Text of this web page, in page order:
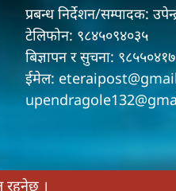
प्रबन्ध निर्देशन/सम्पादक:
टेलिफोन: ९८४५०९४०३५
बिज्ञापन र सुचना:
ईमेल:
रहनेछ ।